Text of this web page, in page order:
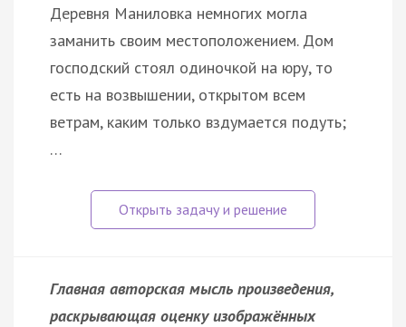
Деревня Маниловка немногих могла
заманить своим местоположением. Дом
господский стоял одиночкой на юру, то
есть на возвышении, открытом всем
ветрам, каким только вздумается подуть;
…
Главная авторская мысль произведения,
раскрывающая оценку изображённых